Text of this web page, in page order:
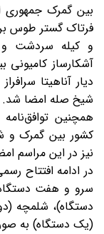
بین گمرک جمهوری
فرتاک گستر طوس
و کیله سردشت و
آشکارساز
دیار آناهیتا
شیخ صله امضا شد.
همچنین
کشور بین گمرک و
نیز در این مراسم
در ادامه افتتاح
سرو و هفت دستگاه
دستگاه)، شلمچه
(یک دستگاه) به